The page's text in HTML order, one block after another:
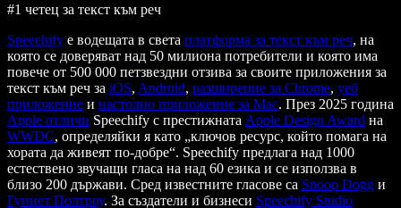
#1 четец за текст към реч
Speechify е водещата в света платформа за текст към реч, на
която се доверяват над 50 милиона потребители и която има
повече от 500 000 петзвездни отзива за своите приложения за
текст към реч за iOS, Android, разширение за Chrome, уеб
приложение и настолно приложение за Mac. През 2025 година
Apple отличи Speechify с престижната Apple Design Award на
WWDC, определяйки я като „ключов ресурс, който помага на
хората да живеят по-добре“. Speechify предлага над 1000
естествено звучащи гласа на над 60 езика и се използва в
близо 200 държави. Сред известните гласове са Snoop Dogg и
Гуинет Полтроу. За създатели и бизнеси Speechify Studio